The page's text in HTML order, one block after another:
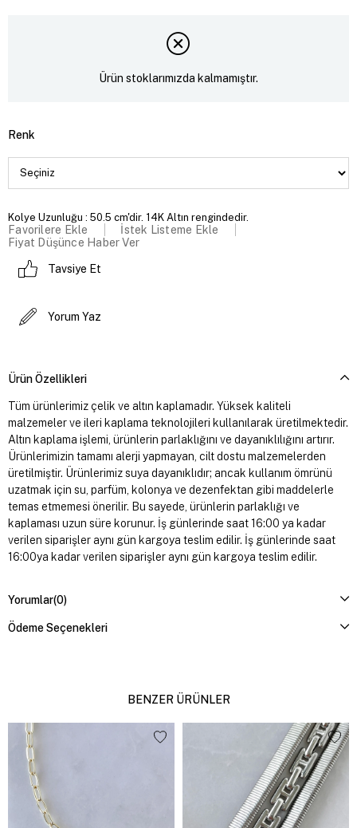
Ürün stoklarımızda kalmamıştır.
Renk
Kolye Uzunluğu : 50.5 cm'dir. 14K Altın rengindedir.
Favorilere Ekle
İstek Listeme Ekle
Fiyat Düşünce Haber Ver
Tavsiye Et
Yorum Yaz
Ürün Özellikleri
Tüm ürünlerimiz çelik ve altın kaplamadır. Yüksek kaliteli
malzemeler ve ileri kaplama teknolojileri kullanılarak üretilmektedir.
Altın kaplama işlemi, ürünlerin parlaklığını ve dayanıklılığını artırır.
Ürünlerimizin tamamı alerji yapmayan, cilt dostu malzemelerden
üretilmiştir. Ürünlerimiz suya dayanıklıdır; ancak kullanım ömrünü
uzatmak için su, parfüm, kolonya ve dezenfektan gibi maddelerle
temas etmemesi önerilir. Bu sayede, ürünlerin parlaklığı ve
kaplaması uzun süre korunur. İş günlerinde saat 16:00 ya kadar
verilen siparişler aynı gün kargoya teslim edilir. İş günlerinde saat
16:00ya kadar verilen siparişler aynı gün kargoya teslim edilir.
Yorumlar(0)
Ödeme Seçenekleri
BENZER ÜRÜNLER